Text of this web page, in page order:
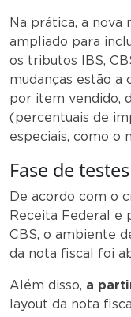
Na prática, a nova
ampliado para
os tributos IBS,
mudanças estão a
por item vendido,
(percentuais de
especiais, como o
Fase de
De acordo com o
Receita Federal e
CBS, o ambiente
da nota fiscal foi
Além disso, a
layout da nota